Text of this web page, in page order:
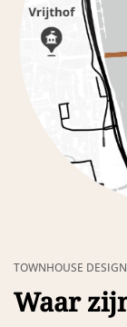
TOWNHOUSE
Waar